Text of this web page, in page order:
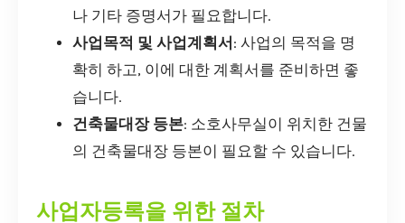
나 기타 증명서가 필요합니다.
사업목적 및 사업계획서 : 사업의 목적을 명
확히 하고, 이에 대한 계획서를 준비하면 좋
습니다.
건축물대장 등본: 소호사무실이 위치한 건물
의 건축물대장 등본이 필요할 수 있습니다.
사업자등록을 위한 절차